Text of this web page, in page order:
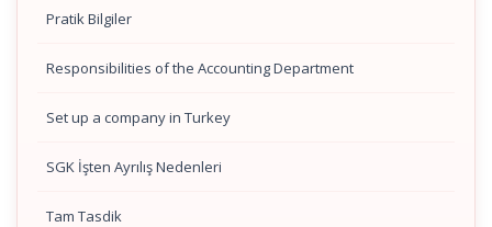
Pratik Bilgiler
Responsibilities of the Accounting Department
Set up a company in Turkey
SGK İşten Ayrılış Nedenleri
Tam Tasdik